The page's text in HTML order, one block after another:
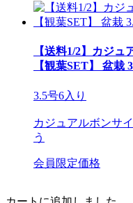
【送料1/2】カジ
【観葉SET】 盆栽
3.5号6入り
カジュアルボンサ
う
会員限定価格